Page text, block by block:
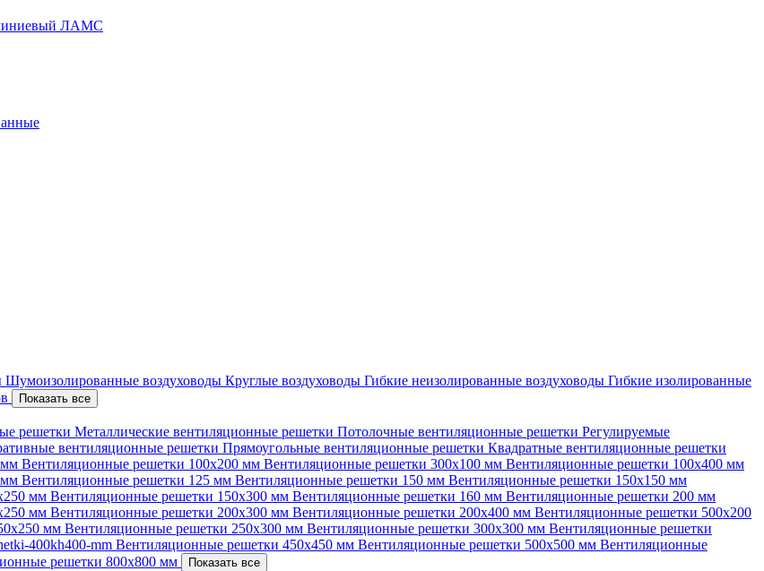
ЛАМС
Шумоизолированные воздуховоды Круглые воздуховоды Гибкие неизолированные воздуховоды Гибкие изолированные
Показать все
решетки Металлические вентиляционные решетки Потолочные вентиляционные решетки Регулируемые
вентиляционные решетки Прямоугольные вентиляционные решетки Квадратные вентиляционные решетки
мм Вентиляционные решетки 100х200 мм Вентиляционные решетки 300х100 мм Вентиляционные решетки 100х400 мм
мм Вентиляционные решетки 125 мм Вентиляционные решетки 150 мм Вентиляционные решетки 150х150 мм
мм Вентиляционные решетки 150х300 мм Вентиляционные решетки 160 мм Вентиляционные решетки 200 мм
мм Вентиляционные решетки 200х300 мм Вентиляционные решетки 200х400 мм Вентиляционные решетки 500х200
мм Вентиляционные решетки 250х300 мм Вентиляционные решетки 300х300 мм Вентиляционные решетки
400kh400-mm Вентиляционные решетки 450х450 мм Вентиляционные решетки 500х500 мм Вентиляционные
решетки 800х800 мм Показать все